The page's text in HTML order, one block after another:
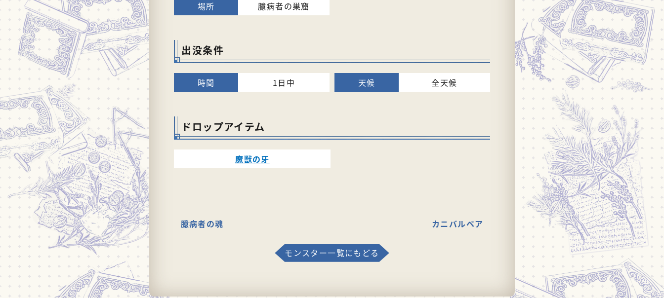
臆病者の巣窟
出没条件
1日中 全天候
ドロップアイテム
魔獣の牙
臆病者の魂 カニバルベア
モンスター一覧にもどる